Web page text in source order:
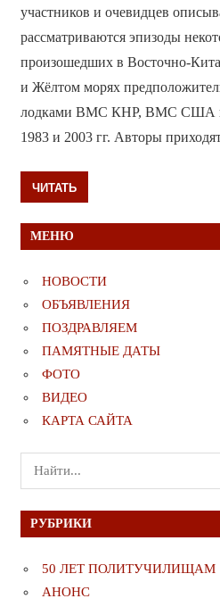
участников и очевидцев
рассматриваются эпизоды
произошедших в Восточно-
и Жёлтом морях
лодками ВМС КНР, ВМС США
1983 и 2003 гг. Авторы
ЧИТАТЬ
МЕНЮ
НОВОСТИ
ОБЪЯВЛЕНИЯ
ПОЗДРАВЛЯЕМ
ПАМЯТНЫЕ ДАТЫ
ФОТО
ВИДЕО
КАРТА САЙТА
Поиск
для:
РУБРИКИ
50 ЛЕТ ПОЛИТУЧИЛИЩАМ
АНОНС